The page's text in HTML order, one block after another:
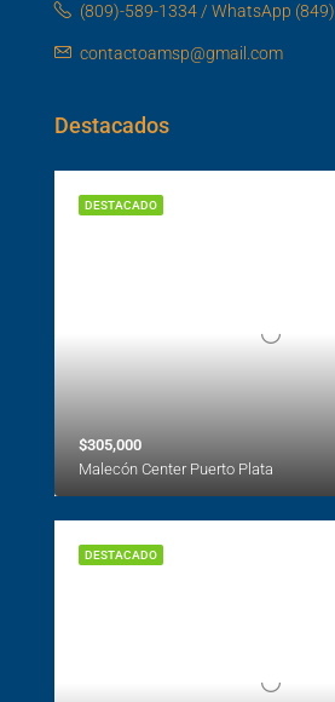
(809)-589-1334 / WhatsApp
contactoamsp@gmail.com
Destacados
DESTACADO
$305,000
Malecón Center Puerto Plata
DESTACADO